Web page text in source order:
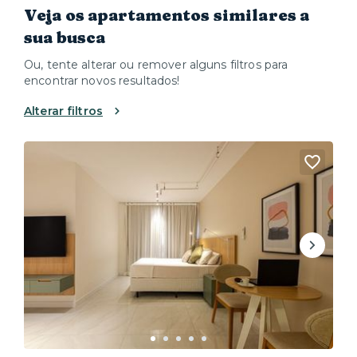
Veja os apartamentos similares a
sua busca
Ou, tente alterar ou remover alguns filtros para
encontrar novos resultados!
Alterar filtros